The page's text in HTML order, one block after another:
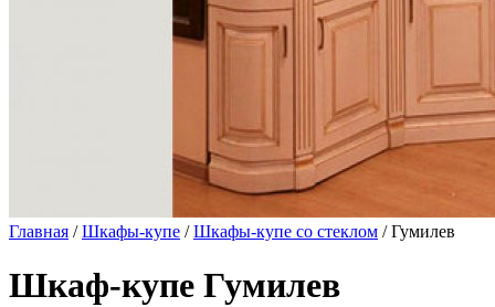
Главная /Шкафы-купе /Шкафы-купе со стеклом / Гумилев
Шкаф-купе Гумилев